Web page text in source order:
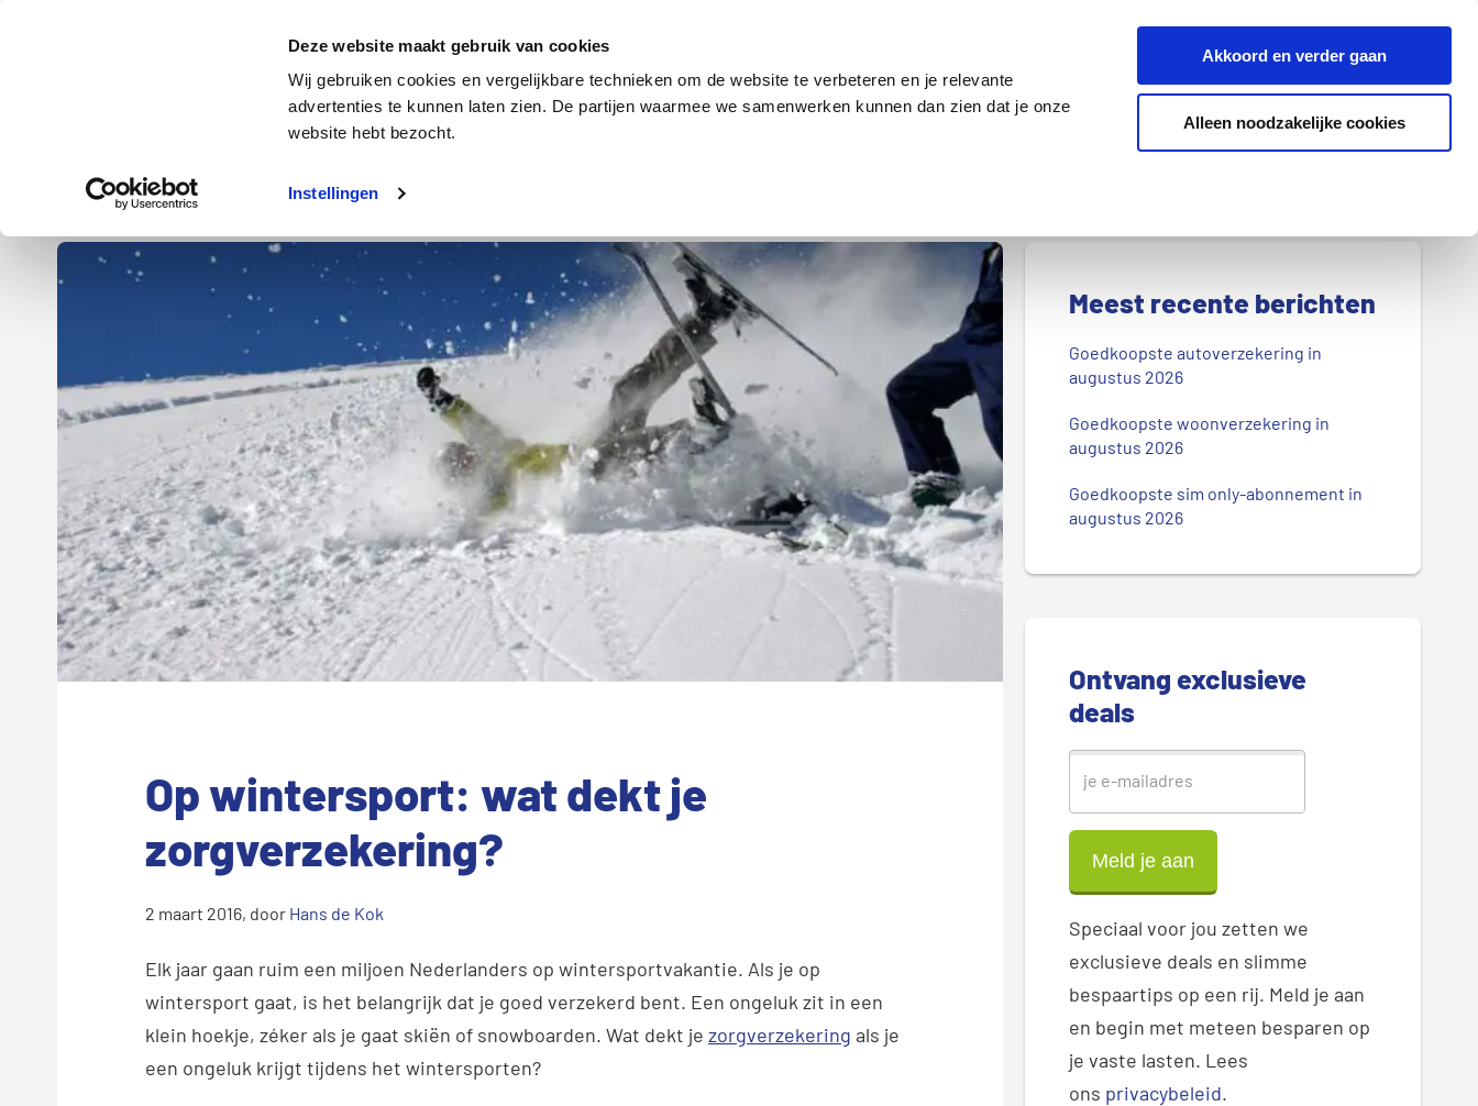
Deze website maakt gebruik van cookies
Wij gebruiken cookies en vergelijkbare technieken om de website te verbeteren en je relevante
advertenties te kunnen laten zien. De partijen waarmee we samenwerken kunnen dan zien dat je onze
website hebt bezocht.
Instellingen
Akkoord en verder gaan
Alleen noodzakelijke cookies
Energie Verzekeringen Internet en tv
Z
e
k
d
n
b
o
g
.
.
Energie Autoverzekering
Op wintersport: wat dekt je
zorgverzekering?
2 maart 2016, door Hans de Kok
Elk jaar gaan ruim een miljoen Nederlanders op wintersportvakantie. Als je op
wintersport gaat, is het belangrijk dat je goed verzekerd bent. Een ongeluk zit in een
klein hoekje, zéker als je gaat skiën of snowboarden. Wat dekt je zorgverzekering als je
een ongeluk krijgt tijdens het wintersporten?
P
e
Meest recente berichten
Goedkoopste autoverzekering in
augustus 2026
Goedkoopste woonverzekering in
augustus 2026
Goedkoopste sim only-abonnement in
augustus 2026
Ontvang exclusieve
deals
Speciaal voor jou zetten we
exclusieve deals en slimme
bespaartips op een rij. Meld je aan
en begin met meteen besparen op
je vaste lasten. Lees
ons privacybeleid.